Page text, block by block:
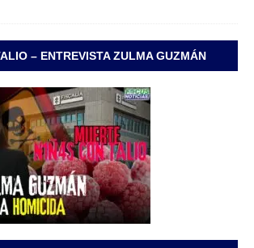
– ENTREVISTA ZULMA GUZMÁN